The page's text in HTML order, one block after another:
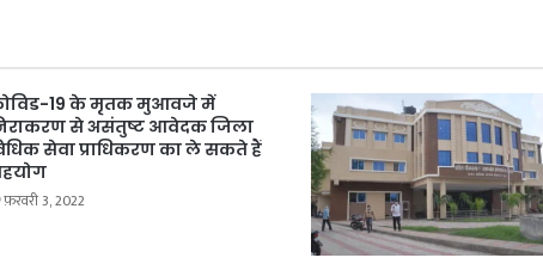
19 के मृतक मुआवजे में
से असंतुष्ट आवेदक जिला
सेवा प्राधिकरण का ले सकते हैं
फ़रवरी 3, 2022